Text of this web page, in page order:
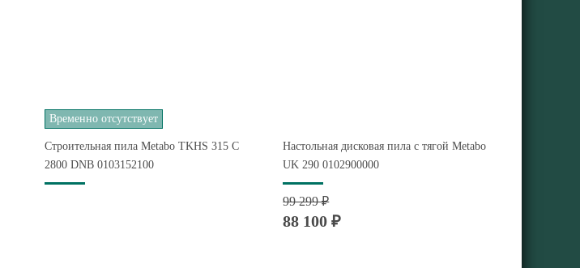
Временно отсутствует
Строительная пила Metabo TKHS 315 C
2800 DNB 0103152100
Настольная дисковая пила с тягой Metabo
UK 290 0102900000
99 299 ₽
88 100 ₽